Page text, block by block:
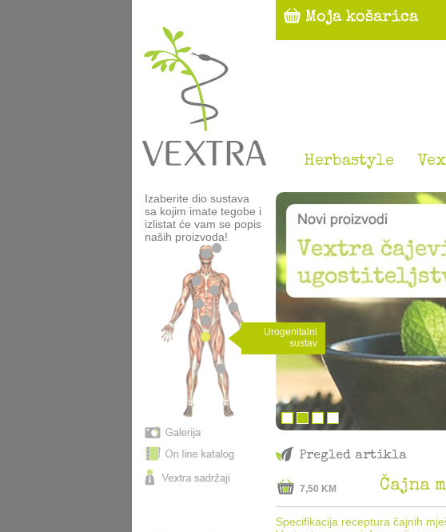
Herbastyle
Izaberite dio sustava
sa kojim imate tegobe i
izlistat će vam se popis
naših proizvoda!
Urogenitalni
sustav
Pregled artikla
7,50 KM Čajna
Specifikacija receptura čajnih